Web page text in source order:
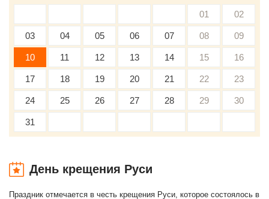
01 02
03 04 05 06 07 08 09
10 11 12 13 14 15 16
17 18 19 20 21 22 23
24 25 26 27 28 29 30
31
День крещения Руси
Праздник отмечается в честь крещения Руси, которое состоялось в